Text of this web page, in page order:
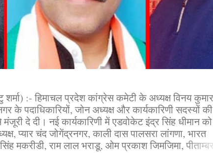
शर्मा) :- हिमाचल प्रदेश कांग्रेस कमेटी के अध्यक्ष विनय
के पदाधिकारियों, जोन अध्यक्ष और कार्यकारिणी सदस्यों की
दे दी। नई कार्यकारिणी में एडवोकेट इंद्र सिंह धीमान को
प्यार चंद जोगेंद्रनगर, काली दास पालसरा लांगणा, भारत
मकरीडी, राम लाल भराडू, ओम प्रकाश जिमजिमा, पीताम्बर